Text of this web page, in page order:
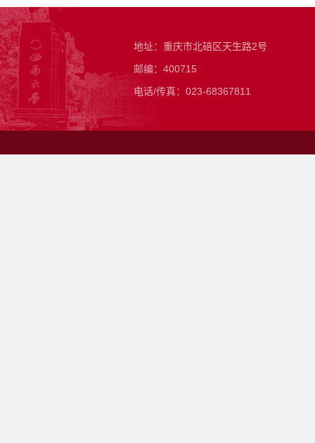
地址：重庆市北碚区天生路2号
邮编：400715
电话/传真：023-68367811